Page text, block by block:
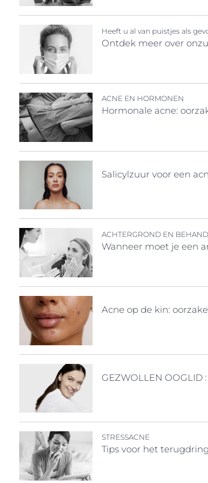
Heeft u al van puistjes als
Ontdek meer over
ACNE EN HORMONEN
Hormonale acne:
Salicylzuur voor een
ACHTERGROND EN
Wanneer moet je een
Acne op de kin:
GEZWOLLEN OOGLID
STRESSACNE
Tips voor het